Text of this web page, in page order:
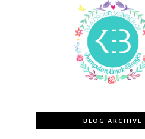
BLOG ARCHIVE